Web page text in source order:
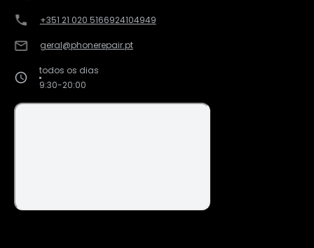
+351 21 020 5166924104949
geral@phonerepair.pt
todos os dias
9:30-20:00